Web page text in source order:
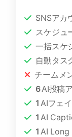
SNSアカ
スケジュ
一括スケ
自動タス
チームメ
6AI投稿
1 AIフェ
1 AI
1 AI